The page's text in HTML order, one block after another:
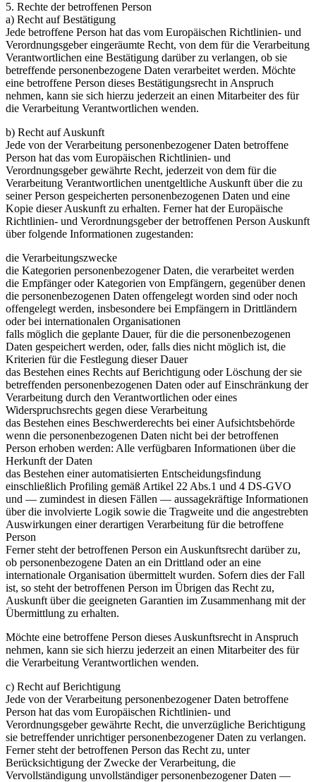
5. Rechte der betroffenen Person
a) Recht auf Bestätigung
Jede betroffene Person hat das vom Europäischen Richtlinien- und
Verordnungsgeber eingeräumte Recht, von dem für die Verarbeitung
Verantwortlichen eine Bestätigung darüber zu verlangen, ob sie
betreffende personenbezogene Daten verarbeitet werden. Möchte
eine betroffene Person dieses Bestätigungsrecht in Anspruch
nehmen, kann sie sich hierzu jederzeit an einen Mitarbeiter des für
die Verarbeitung Verantwortlichen wenden.
b) Recht auf Auskunft
Jede von der Verarbeitung personenbezogener Daten betroffene
Person hat das vom Europäischen Richtlinien- und
Verordnungsgeber gewährte Recht, jederzeit von dem für die
Verarbeitung Verantwortlichen unentgeltliche Auskunft über die zu
seiner Person gespeicherten personenbezogenen Daten und eine
Kopie dieser Auskunft zu erhalten. Ferner hat der Europäische
Richtlinien- und Verordnungsgeber der betroffenen Person Auskunft
über folgende Informationen zugestanden:
die Verarbeitungszwecke
die Kategorien personenbezogener Daten, die verarbeitet werden
die Empfänger oder Kategorien von Empfängern, gegenüber denen
die personenbezogenen Daten offengelegt worden sind oder noch
offengelegt werden, insbesondere bei Empfängern in Drittländern
oder bei internationalen Organisationen
falls möglich die geplante Dauer, für die die personenbezogenen
Daten gespeichert werden, oder, falls dies nicht möglich ist, die
Kriterien für die Festlegung dieser Dauer
das Bestehen eines Rechts auf Berichtigung oder Löschung der sie
betreffenden personenbezogenen Daten oder auf Einschränkung der
Verarbeitung durch den Verantwortlichen oder eines
Widerspruchsrechts gegen diese Verarbeitung
das Bestehen eines Beschwerderechts bei einer Aufsichtsbehörde
wenn die personenbezogenen Daten nicht bei der betroffenen
Person erhoben werden: Alle verfügbaren Informationen über die
Herkunft der Daten
das Bestehen einer automatisierten Entscheidungsfindung
einschließlich Profiling gemäß Artikel 22 Abs.1 und 4 DS-GVO
und — zumindest in diesen Fällen — aussagekräftige Informationen
über die involvierte Logik sowie die Tragweite und die angestrebten
Auswirkungen einer derartigen Verarbeitung für die betroffene
Person
Ferner steht der betroffenen Person ein Auskunftsrecht darüber zu,
ob personenbezogene Daten an ein Drittland oder an eine
internationale Organisation übermittelt wurden. Sofern dies der Fall
ist, so steht der betroffenen Person im Übrigen das Recht zu,
Auskunft über die geeigneten Garantien im Zusammenhang mit der
Übermittlung zu erhalten.
Möchte eine betroffene Person dieses Auskunftsrecht in Anspruch
nehmen, kann sie sich hierzu jederzeit an einen Mitarbeiter des für
die Verarbeitung Verantwortlichen wenden.
c) Recht auf Berichtigung
Jede von der Verarbeitung personenbezogener Daten betroffene
Person hat das vom Europäischen Richtlinien- und
Verordnungsgeber gewährte Recht, die unverzügliche Berichtigung
sie betreffender unrichtiger personenbezogener Daten zu verlangen.
Ferner steht der betroffenen Person das Recht zu, unter
Berücksichtigung der Zwecke der Verarbeitung, die
Vervollständigung unvollständiger personenbezogener Daten —